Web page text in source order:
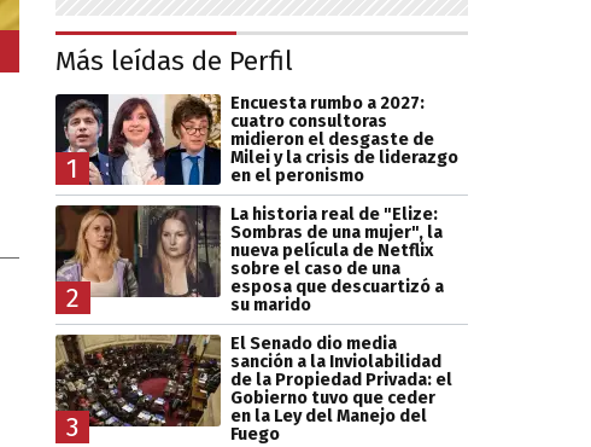
Más leídas de Perfil
1
Encuesta rumbo a 2027:
cuatro consultoras
midieron el desgaste de
Milei y la crisis de liderazgo
en el peronismo
2
La historia real de "Elize:
Sombras de una mujer", la
nueva película de Netflix
sobre el caso de una
esposa que descuartizó a
su marido
3
El Senado dio media
sanción a la Inviolabilidad
de la Propiedad Privada: el
Gobierno tuvo que ceder
en la Ley del Manejo del
Fuego